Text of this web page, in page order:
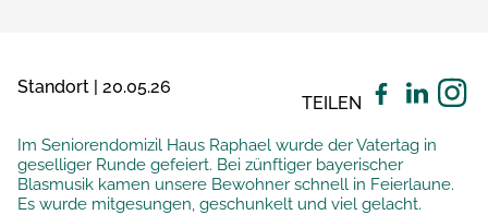
Standort | 20.05.26
TEILEN
Im Seniorendomizil Haus Raphael wurde der Vatertag in
geselliger Runde gefeiert. Bei zünftiger bayerischer
Blasmusik kamen unsere Bewohner schnell in Feierlaune.
Es wurde mitgesungen, geschunkelt und viel gelacht.